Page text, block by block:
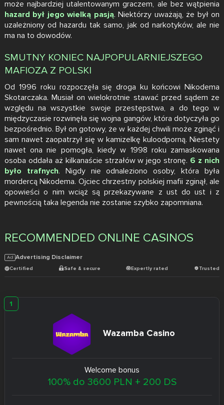
może najbardziej utalentowanym graczem, ale bez wątpienia
hazard był jego wielką pasją. Niektórzy uważają, że był on
uzależniony od hazardu tak samo, jak od narkotyków, ale nie
ma na to dowodów.
SMUTNY KONIEC NAJPOPULARNIEJSZEGO
MAFIOZA Z POLSKI
Od 1996 roku rozpoczęła się droga ku końcowi Nikodema
Skotarczaka. Musiał on wielokrotnie stawać przed sądem ze
względu na wszystkie swoje przestępstwa, a do tego w
międzyczasie rozwinęła się wojna gangów, która dotyczyła go
bezpośrednio. Był on gotowy, że w każdej chwili może zginąć i
sam nawet zaopatrzył się w kamizelkę kuloodporną. Niestety
nawet ona nie pomogła, kiedy w 1998 roku zamaskowana
osoba oddała aż kilkanaście strzałów w jego stronę. 6 z nich
było trafnych. Nigdy nie odnaleziono osoby, która była
mordercą Nikodema. Ojciec chrzestny polskiej mafii zginął, ale
opowieści o nim wciąż są przekazywane z ust do ust i z
pewnością taka legenda nie zostanie szybko zapomniana.
RECOMMENDED ONLINE CASINOS
Advertising Disclaimer
Certified Safe & secure Expertly rated Trusted
Wazamba Casino
Welcome bonus
100% do 3600 PLN + 200 DS